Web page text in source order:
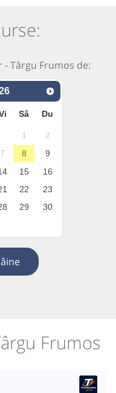
- Târgu Frumos de:
Sâ Du
1
2
7 8
9
15
16
22
23
29
30
Frumos